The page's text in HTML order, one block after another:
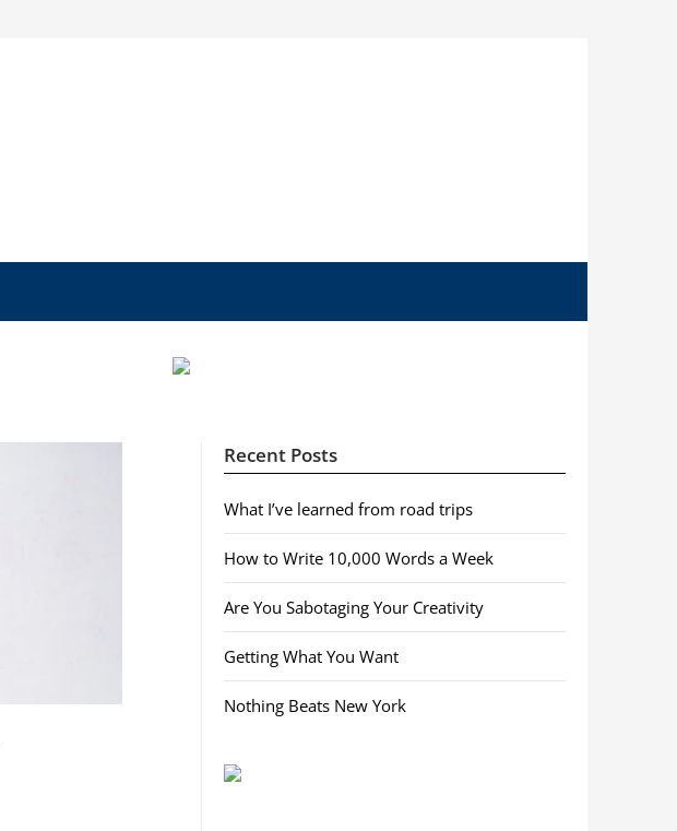
Recent Posts
What I’ve learned from road trips
How to Write 10,000 Words a Week
Are You Sabotaging Your Creativity
Getting What You Want
Nothing Beats New York